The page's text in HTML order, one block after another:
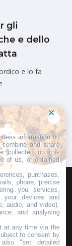
gli
e dello
e lo fa
STAMPA
information on
and share
collected on this
of us, or obtained
purchases,
phone, precise
you services,
your devices and
audio, and video),
and analysing
at any time via the
to consent by
"set detailed